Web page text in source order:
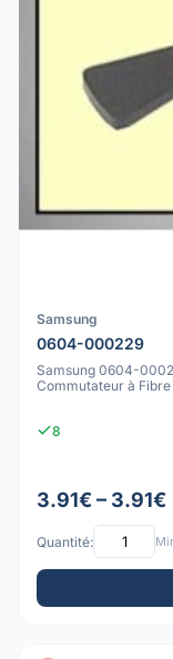
Samsung
0604-000229
Samsung 0604-
Commutateur à
8
3.91€ – 3.91€
Quantité: